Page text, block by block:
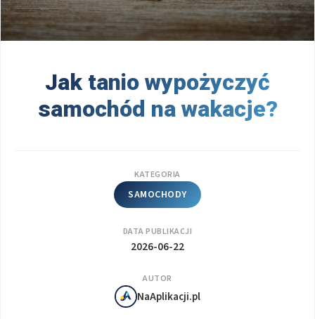
Jak tanio wypożyczyć
samochód na wakacje?
KATEGORIA
SAMOCHODY
DATA PUBLIKACJI
2026-06-22
AUTOR
NaAplikacji.pl